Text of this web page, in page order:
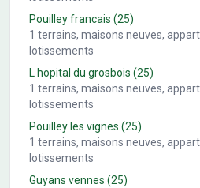
Pouilley francais (25)
1 terrains, maisons neuves,
lotissements
L hopital du grosbois (25)
1 terrains, maisons neuves,
lotissements
Pouilley les vignes (25)
1 terrains, maisons neuves,
lotissements
Guyans vennes (25)